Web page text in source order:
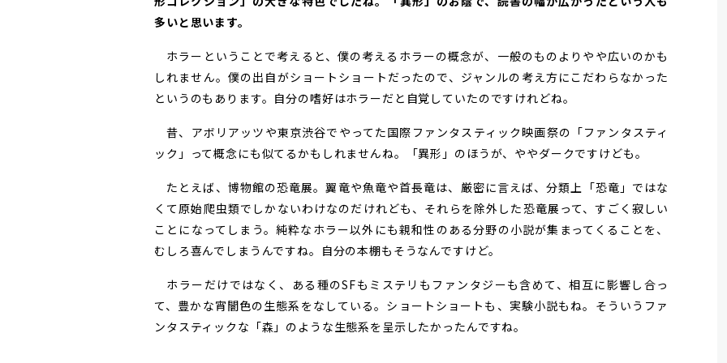
多いと思います。
ホラーということで考えると、僕の考えるホラーの概念が、一般のものよりやや広いのかも
しれません。僕の出自がショートショートだったので、ジャンルの考え方にこだわらなかった
というのもあります。自分の嗜好はホラーだと自覚していたのですけれどね。
昔、アボリアッツや東京渋谷でやってた国際ファンタスティック映画祭の「ファンタスティ
ック」って概念にも似てるかもしれませんね。「異形」のほうが、ややダークですけども。
たとえば、博物館の恐竜展。翼竜や魚竜や首長竜は、厳密に言えば、分類上「恐竜」ではな
くて原始爬虫類でしかないわけなのだけれども、それらを除外した恐竜展って、すごく寂しい
ことになってしまう。純粋なホラー以外にも親和性のある分野の小説が集まってくることを、
むしろ喜んでしまうんですね。自分の本棚もそうなんですけど。
ホラーだけではなく、ある種のSFもミステリもファンタジーも含めて、相互に影響し合っ
て、豊かな宵闇色の生態系をなしている。ショートショートも、実験小説もね。そういうファ
ンタスティックな「森」のような生態系を呈示したかったんですね。